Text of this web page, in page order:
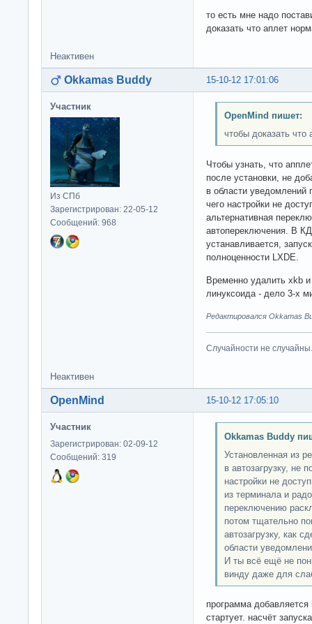
то есть мне надо
доказать что аплет
Неактивен
15-10-12 17:01:06
Okkamas Buddy
Участник
Из СПб
Зарегистрирован: 22-05-12
Сообщений: 968
OpenMind пишет:
чтобы доказать
Чтобы узнать, что
после установки, не
в области уведомлений
чего настройки не
альтернативная
автопереключения. В
устанавливается,
полноценности LXDE.
Временно удалить xkb и
линуксоида - дело 3-х
Редактировался Okkamas
Случайности не случайны.
Неактивен
15-10-12 17:05:10
OpenMind
Участник
Зарегистрирован: 02-09-12
Сообщений: 319
Okkamas Buddy
Установленная из
в автозагрузку, не
настройки не
из терминала и
переключению
потом тщательно
автозагрузку, как
области
И ты всё ещё не
винду даже для
программа
стартует. насчёт